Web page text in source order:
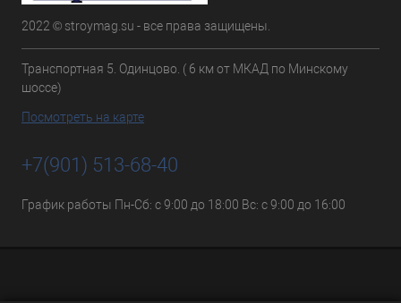
2022 © stroymag.su - все права защищены.
Транспортная 5. Одинцово. ( 6 км от МКАД по Минскому
шоссе)
Посмотреть на карте
+7(901) 513-68-40
График работы Пн-Сб: с 9:00 до 18:00 Вс: с 9:00 до 16:00